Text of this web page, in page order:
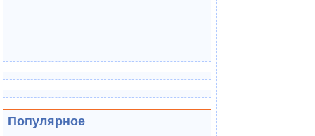
Популярное